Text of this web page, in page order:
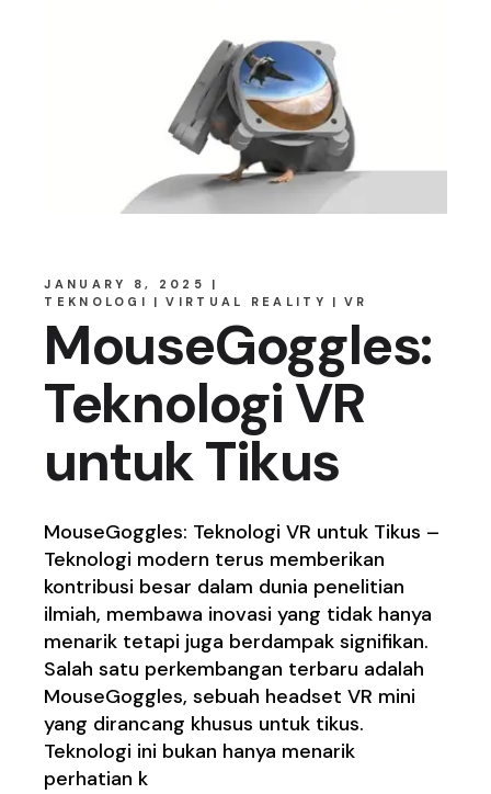
JANUARY 8, 2025
TEKNOLOGI
VIRTUAL REALITY VR
MouseGoggles:
Teknologi VR
untuk Tikus
MouseGoggles: Teknologi VR untuk Tikus –
Teknologi modern terus memberikan
kontribusi besar dalam dunia penelitian
ilmiah, membawa inovasi yang tidak hanya
menarik tetapi juga berdampak signifikan.
Salah satu perkembangan terbaru adalah
MouseGoggles, sebuah headset VR mini
yang dirancang khusus untuk tikus.
Teknologi ini bukan hanya menarik
perhatian k